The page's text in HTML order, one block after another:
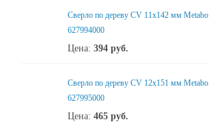
Сверло по дереву CV 11x142 мм Metabo
627994000
Цена: 394 руб.
Сверло по дереву CV 12x151 мм Metabo
627995000
Цена: 465 руб.